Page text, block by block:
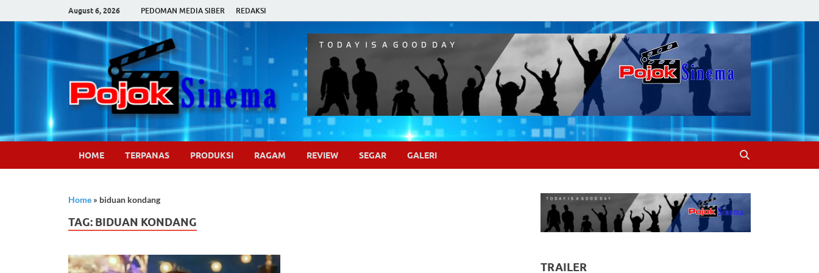
August 6, 2026 PEDOMAN MEDIA SIBER REDAKSI
Pojok Sinema
HOME TERPANAS PRODUKSI RAGAM REVIEW SEGAR GALERI
Home » biduan kondang
TAG: BIDUAN KONDANG
TRAILER